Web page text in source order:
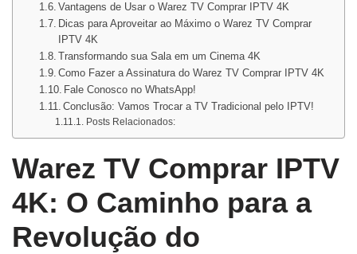
Vantagens de Usar o Warez TV Comprar IPTV 4K
Dicas para Aproveitar ao Máximo o Warez TV Comprar
IPTV 4K
Transformando sua Sala em um Cinema 4K
Como Fazer a Assinatura do Warez TV Comprar IPTV 4K
Fale Conosco no WhatsApp!
Conclusão: Vamos Trocar a TV Tradicional pelo IPTV!
Posts Relacionados:
Warez TV Comprar IPTV
4K: O Caminho para a
Revolução do